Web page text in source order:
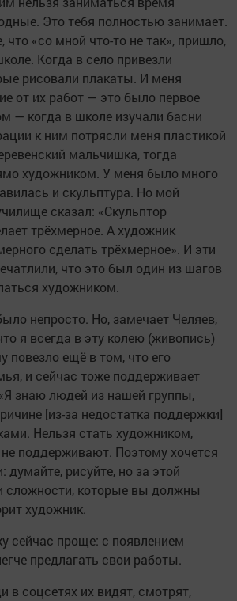
Это тебя полностью занимает.
что «со мной что-то не так», пришло,
Когда в село привезли
рисовали плакаты. И меня
от их работ — это было первое
— когда в школе изучали басни
к ним потрясли меня пластикой
мальчишка, тогда
художником. У меня было много
и скульптура. Но мой
сказал: «Скульптор
трёхмерное. А художник
сделать трёхмерное». И эти
что это был один из шагов
художником.
непросто. Но, замечает Челяев,
я всегда в эту колею (живопись)
повезло ещё в том, что его
и сейчас тоже поддерживает
знаю людей из нашей группы,
[из-за недостатка поддержки]
Нельзя стать художником,
поддерживают. Поэтому хочется
думайте, рисуйте, но за этой
сложности, которые вы должны
художник.
сейчас проще: с появлением
предлагать свои работы.
в соцсетях их видят, смотрят,